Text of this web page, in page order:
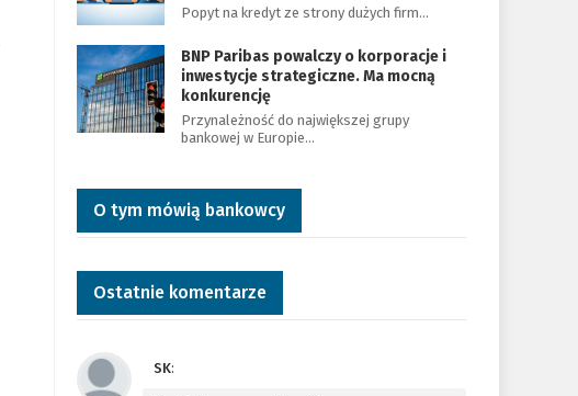
Popyt na kredyt ze strony dużych firm…
BNP Paribas powalczy o korporacje i
inwestycje strategiczne. Ma mocną
konkurencję
Przynależność do największej grupy
bankowej w Europie…
O tym mówią bankowcy
Ostatnie komentarze
SK: